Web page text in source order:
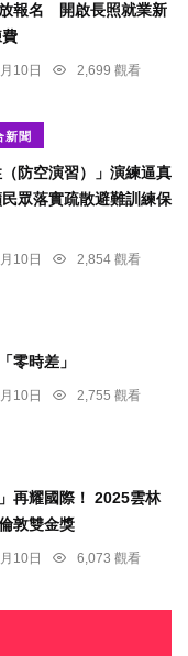
報名 開啟長照就業新
10日
2,699 觀看
新聞
防空演習）」演練逼真
眾落實疏散避難訓練保
10日
2,854 觀看
零時差」
10日
2,755 觀看
再耀國際！ 2025雲林
敦雙金獎
10日
6,073 觀看